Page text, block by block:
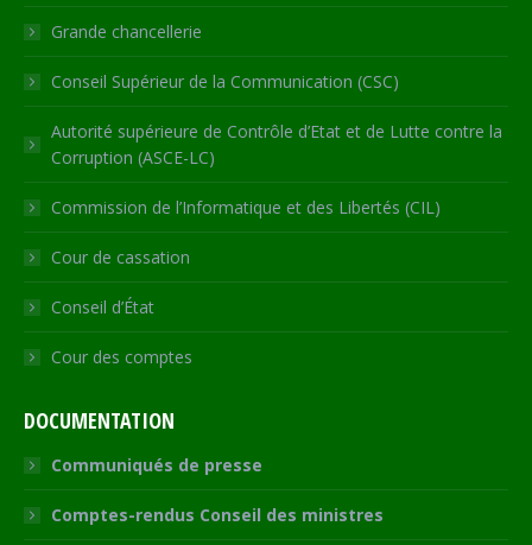
Grande chancellerie
Conseil Supérieur de la Communication (CSC)
Autorité supérieure de Contrôle d’Etat et de Lutte contre la
Corruption (ASCE-LC)
Commission de l’Informatique et des Libertés (CIL)
Cour de cassation
Conseil d’État
Cour des comptes
DOCUMENTATION
Communiqués de presse
Comptes-rendus Conseil des ministres